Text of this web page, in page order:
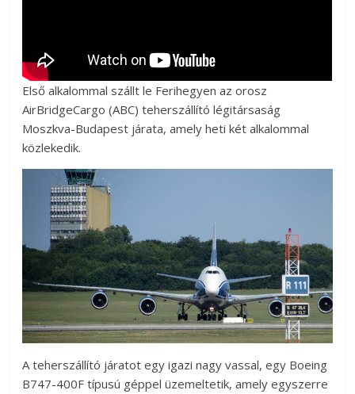
Első alkalommal szállt le Ferihegyen az orosz
AirBridgeCargo (ABC) teherszállító légitársaság
Moszkva-Budapest járata, amely heti két alkalommal
közlekedik.
A teherszállító járatot egy igazi nagy vassal, egy Boeing
B747-400F típusú géppel üzemeltetik, amely egyszerre